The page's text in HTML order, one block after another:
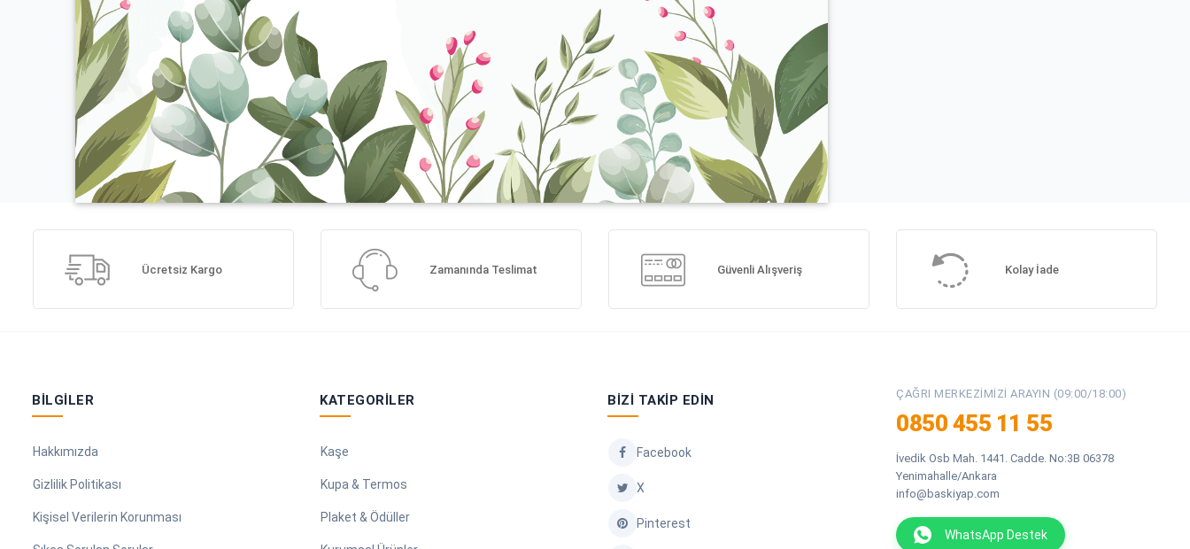
Ücretsiz Kargo Zamanında Teslimat Güvenli Alışveriş Kolay İade
BILGILER
Hakkımızda
Gizlilik Politikası
Kişisel Verilerin Korunması
KATEGORILER
Kaşe
Kupa & Termos
Plaket & Ödüller
BIZI TAKIP EDIN
Facebook
X
Pinterest
ÇAĞRI MERKEZIMIZI ARAYIN (09:00/18:00)
0850 455 11 55
İvedik Osb Mah. 1441. Cadde. No:3B 06378
Yenimahalle/Ankara
info@baskiyap.com
WhatsApp Destek